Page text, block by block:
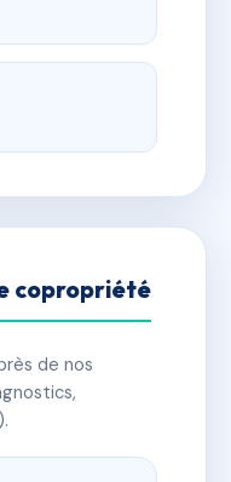
copropriété
de nos